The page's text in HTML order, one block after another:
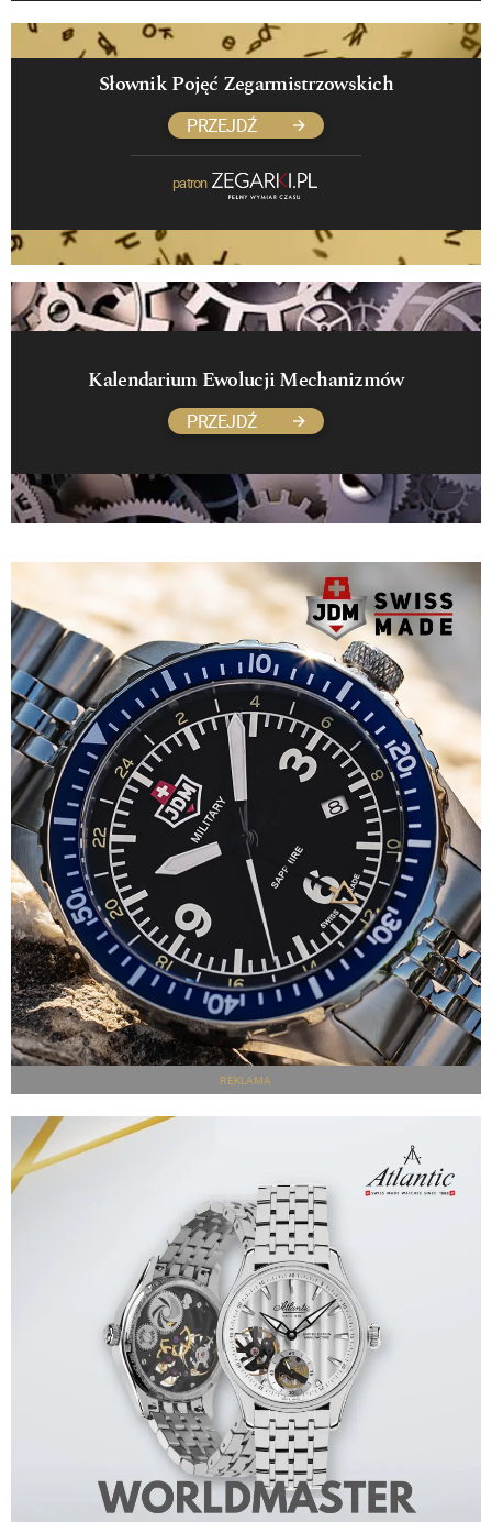
Słownik Pojęć Zegarmistrzowskich
PRZEJDŹ
patron
Kalendarium Ewolucji Mechanizmów
PRZEJDŹ
REKLAMA